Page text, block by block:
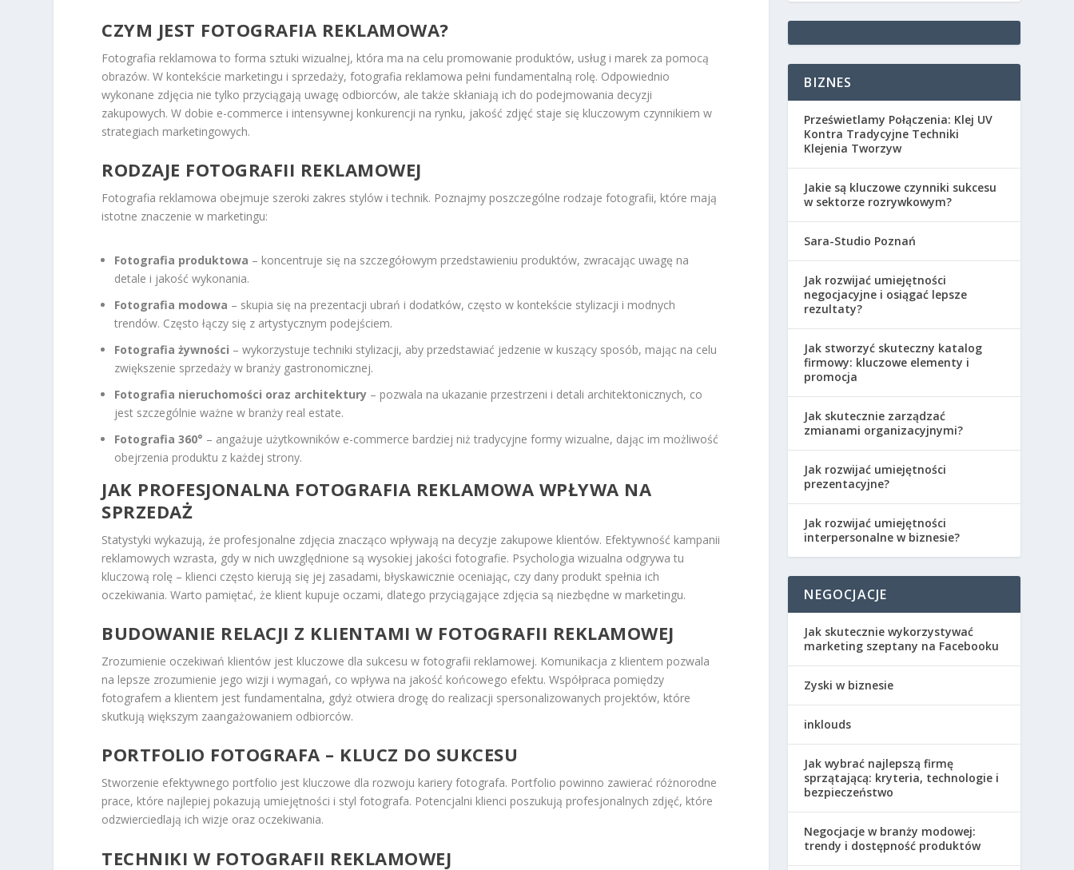
CZYM JEST FOTOGRAFIA REKLAMOWA?
Fotografia reklamowa to forma sztuki wizualnej, która ma na celu promowanie produktów, usług i marek za pomocą
obrazów. W kontekście marketingu i sprzedaży, fotografia reklamowa pełni fundamentalną rolę. Odpowiednio
wykonane zdjęcia nie tylko przyciągają uwagę odbiorców, ale także skłaniają ich do podejmowania decyzji
zakupowych. W dobie e-commerce i intensywnej konkurencji na rynku, jakość zdjęć staje się kluczowym czynnikiem w
strategiach marketingowych.
RODZAJE FOTOGRAFII REKLAMOWEJ
Fotografia reklamowa obejmuje szeroki zakres stylów i technik. Poznajmy poszczególne rodzaje fotografii, które mają
istotne znaczenie w marketingu:
Fotografia produktowa – koncentruje się na szczegółowym przedstawieniu produktów, zwracając uwagę na
detale i jakość wykonania.
Fotografia modowa – skupia się na prezentacji ubrań i dodatków, często w kontekście stylizacji i modnych
trendów. Często łączy się z artystycznym podejściem.
Fotografia żywności – wykorzystuje techniki stylizacji, aby przedstawiać jedzenie w kuszący sposób, mając na celu
zwiększenie sprzedaży w branży gastronomicznej.
Fotografia nieruchomości oraz architektury – pozwala na ukazanie przestrzeni i detali architektonicznych, co
jest szczególnie ważne w branży real estate.
Fotografia 360° – angażuje użytkowników e-commerce bardziej niż tradycyjne formy wizualne, dając im możliwość
obejrzenia produktu z każdej strony.
JAK PROFESJONALNA FOTOGRAFIA REKLAMOWA WPŁYWA NA
SPRZEDAŻ
Statystyki wykazują, że profesjonalne zdjęcia znacząco wpływają na decyzje zakupowe klientów. Efektywność kampanii
reklamowych wzrasta, gdy w nich uwzględnione są wysokiej jakości fotografie. Psychologia wizualna odgrywa tu
kluczową rolę – klienci często kierują się jej zasadami, błyskawicznie oceniając, czy dany produkt spełnia ich
oczekiwania. Warto pamiętać, że klient kupuje oczami, dlatego przyciągające zdjęcia są niezbędne w marketingu.
BUDOWANIE RELACJI Z KLIENTAMI W FOTOGRAFII REKLAMOWEJ
Zrozumienie oczekiwań klientów jest kluczowe dla sukcesu w fotografii reklamowej. Komunikacja z klientem pozwala
na lepsze zrozumienie jego wizji i wymagań, co wpływa na jakość końcowego efektu. Współpraca pomiędzy
fotografem a klientem jest fundamentalna, gdyż otwiera drogę do realizacji spersonalizowanych projektów, które
skutkują większym zaangażowaniem odbiorców.
PORTFOLIO FOTOGRAFA – KLUCZ DO SUKCESU
Stworzenie efektywnego portfolio jest kluczowe dla rozwoju kariery fotografa. Portfolio powinno zawierać różnorodne
prace, które najlepiej pokazują umiejętności i styl fotografa. Potencjalni klienci poszukują profesjonalnych zdjęć, które
odzwierciedlają ich wizje oraz oczekiwania.
TECHNIKI W FOTOGRAFII REKLAMOWEJ
BIZNES
Prześwietlamy Połączenia: Klej UV
Kontra Tradycyjne Techniki
Klejenia Tworzyw
Jakie są kluczowe czynniki sukcesu
w sektorze rozrywkowym?
Sara-Studio Poznań
Jak rozwijać umiejętności
negocjacyjne i osiągać lepsze
rezultaty?
Jak stworzyć skuteczny katalog
firmowy: kluczowe elementy i
promocja
Jak skutecznie zarządzać
zmianami organizacyjnymi?
Jak rozwijać umiejętności
prezentacyjne?
Jak rozwijać umiejętności
interpersonalne w biznesie?
NEGOCJACJE
Jak skutecznie wykorzystywać
marketing szeptany na Facebooku
Zyski w biznesie
inklouds
Jak wybrać najlepszą firmę
sprzątającą: kryteria, technologie i
bezpieczeństwo
Negocjacje w branży modowej:
trendy i dostępność produktów